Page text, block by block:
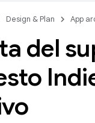
Design & Plan App
del